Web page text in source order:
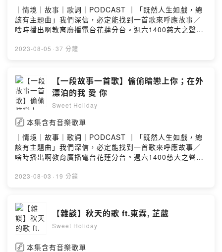
｜情境｜故事｜歌詞｜PODCAST ｜「既然人生如戲，總
該有主題曲」我們深信，必定能找到一首歌來呼應故事／
啥時播出啊教育廣播電台花蓮分台。週六1400慈大之聲。
你們FB.IG 搜尋 Sweet Holiday 2022另外也可以透過
https://open.firstory.me/join/sweet-holidayPowered
by Firstory Hosting
2023-08-05 · 37 分鐘
【一段故事一首歌】偷偷暗戀上你；在外
漂泊的我 愛 你
Sweet Holiday
本集含有音樂歌單
｜情境｜故事｜歌詞｜PODCAST ｜「既然人生如戲，總
該有主題曲」我們深信，必定能找到一首歌來呼應故事／
啥時播出啊教育廣播電台花蓮分台。週六1400慈大之聲。
你們FB.IG 搜尋 Sweet Holiday 2022另外也可以透過
https://open.firstory.me/join/sweet-holidayPowered
by Firstory Hosting
2023-08-03 · 19 分鐘
【雜談】秋天的歌 ft.東霖, 芷葳
Sweet Holiday
本集含有音樂歌單